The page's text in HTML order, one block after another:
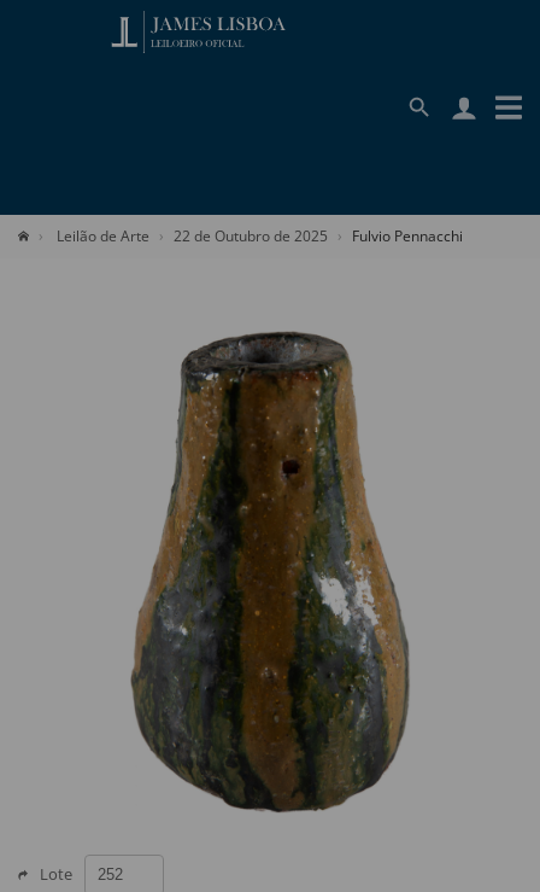
Leilão de Arte 22 de Outubro de 2025 Fulvio Pennacchi
Lote